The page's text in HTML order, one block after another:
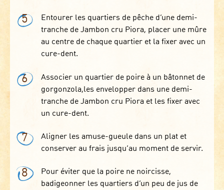
5
Entourer les quartiers de pêche d’une demi-
tranche de Jambon cru Piora, placer une mûre
au centre de chaque quartier et la fixer avec un
cure-dent.
6
Associer un quartier de poire à un bâtonnet de
gorgonzola,les envelopper dans une demi-
tranche de Jambon cru Piora et les fixer avec
un cure-dent.
7
Aligner les amuse-gueule dans un plat et
conserver au frais jusqu’au moment de servir.
8
Pour éviter que la poire ne noircisse,
badigeonner les quartiers d’un peu de jus de